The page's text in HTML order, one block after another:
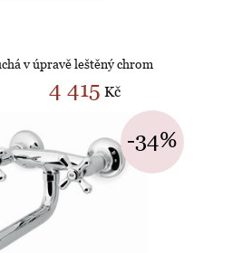
v úpravě leštěný chrom
4 415 Kč
-34%